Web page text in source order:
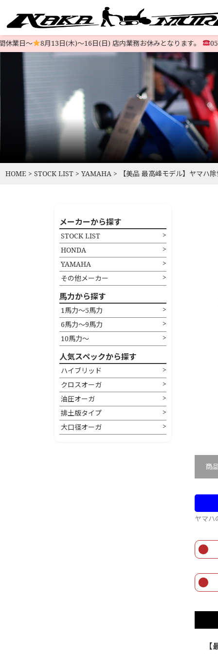
HOME >STOCK LIST >YAMAHA > 【美品 最高峰モデル】ヤマハ
すべての中古除雪機
注文方法 お支払
会社概要 特定商
業日〜 8月13日(木)〜16日(日) 店内業務お休みとなります。
商
ヤマハ
メーカーから探す
STOCK LIST
HONDA
YAMAHA
その他メーカー
馬力から探す
1馬力〜5馬力
6馬力〜9馬力
10馬力〜
人気スペックから探す
ハイブリッド
クロスオーガ
油圧オーガ
排土版タイプ
大口径オーガ